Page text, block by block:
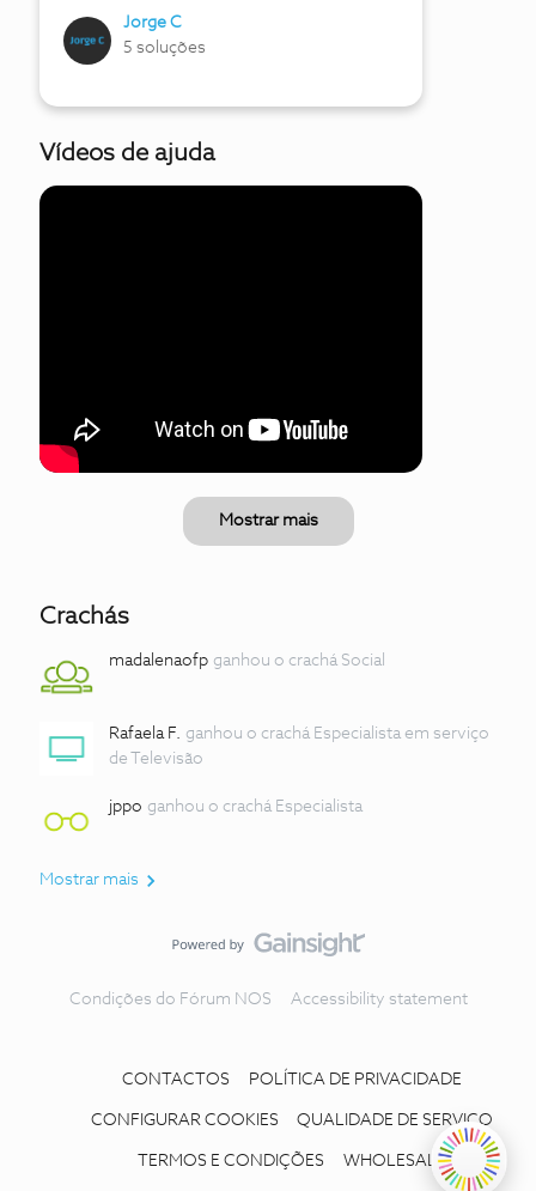
Jorge C
5 soluções
Vídeos de ajuda
Mostrar mais
Crachás
madalenaofp ganhou o crachá Social
Rafaela F. ganhou o crachá Especialista em serviço
de Televisão
jppo ganhou o crachá Especialista
Mostrar mais
Condições do Fórum NOS Accessibility statement
CONTACTOS POLÍTICA DE PRIVACIDADE
CONFIGURAR COOKIES QUALIDADE DE SERVIÇO
TERMOS E CONDIÇÕES WHOLESALE